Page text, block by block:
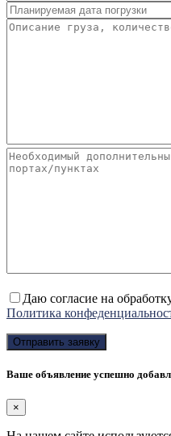
Даю согласие на
Политика
Ваше объявление успешно
×